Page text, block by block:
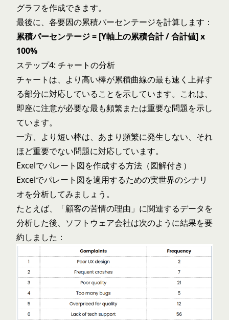
グラフを作成できます。
最後に、各要因の累積パーセンテージを計算します：
累積パーセンテージ = [Y軸上の累積合計 / 合計値] x
100%
ステップ4: チャートの分析
チャートは、より高い棒が累積曲線の最も速く上昇す
る部分に対応していることを示しています。これは、
即座に注意が必要な最も頻繁または重要な問題を示し
ています。
一方、より短い棒は、あまり頻繁に発生しない、それ
ほど重要でない問題に対応しています。
Excelでパレート図を作成する方法（図解付き）
Excelでパレート図を適用するための実世界のシナリ
オを分析してみましょう。
たとえば、「顧客の苦情の理由」に関連するデータを
分析した後、ソフトウェア会社は次のように結果を要
約しました：